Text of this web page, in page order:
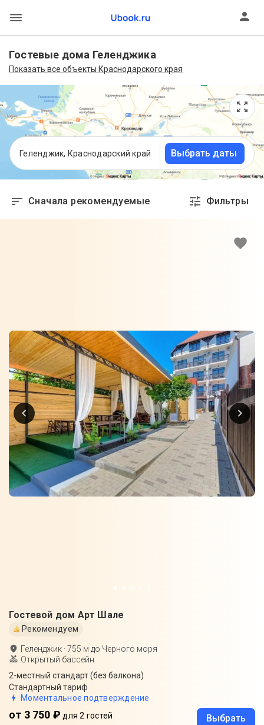
Гостевые дома Геленджика
Показать все объекты Краснодарского края
Геленджик, Краснодарский край Выбрать даты
Сначала рекомендуемые Фильтры
Гостевой дом Арт Шале
Рекомендуем
Геленджик ·755 м до Черного моря
Открытый бассейн
2-местный стандарт (без балкона)
Стандартный тариф
Моментальное подтверждение
от 3 750 ₽ для 2 гостей Выбрать